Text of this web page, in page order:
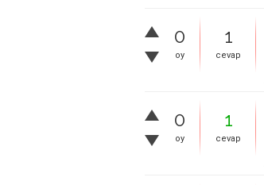
0
oy
1
cevap
0
oy
1
cevap